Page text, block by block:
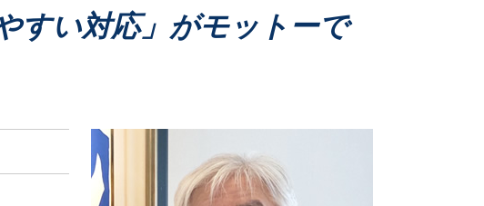
離婚 財産分与 対象
家事事件 申立て
すい対応」がモットーで